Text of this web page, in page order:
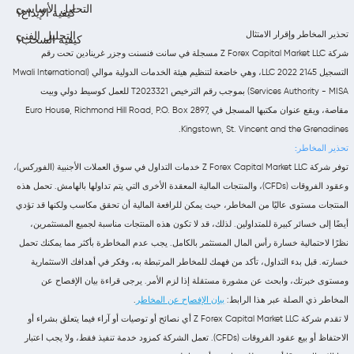
التحليل الأساسي
التحليل الفني
كيفية الإيداع؟
كيفية السحب؟
تحذير المخاطر وإقرار الامتثال
شركة Z Forex Capital Market LLC مسجلة في سانت فنسنت وجزر غرينادين تحت رقم
التسجيل 2145 LLC 2022، وهي خاضعة لتنظيم هيئة الخدمات الدولية موالي (Mwali International
Services Authority - MISA) بموجب رقم الترخيص T2023321 للعمل كوسيط دولي وبيت
مقاصة، ويقع عنوان مكتبها المسجل في Euro House, Richmond Hill Road, P.O. Box 2897,
Kingstown, St. Vincent and the Grenadines.
تحذير المخاطر:
توفر شركة Z Forex Capital Market LLC خدمات التداول في سوق العملات الأجنبية (الفوركس)،
وعقود الفروقات (CFDs)، والمنتجات المالية المعقدة الأخرى التي يتم تداولها بالهامش. تحمل هذه
المنتجات مستوى عاليًا من المخاطر، حيث يمكن للرافعة المالية أن تحقق مكاسب ولكنها قد تؤدي
أيضًا إلى خسائر كبيرة للمتداولين. لذلك، قد لا تكون هذه المنتجات مناسبة لجميع المستثمرين،
نظرًا لاحتمالية خسارة رأس المال المستثمر بالكامل. يجب عدم المخاطرة بأكثر مما يمكنك تحمل
خسارته. قبل بدء التداول، تأكد من فهمك للمخاطر المرتبطة به، وفكر في أهدافك الاستثمارية
ومستوى خبرتك، وابحث عن مشورة مستقلة إذا لزم الأمر. يرجى قراءة بيان الإفصاح عن
المخاطر ذي الصلة عبر هذا الرابط: بيان الإفصاح عن المخاطر
لا تقدم شركة Z Forex Capital Market LLC أي نصائح أو توصيات أو آراء فيما يتعلق بشراء أو
الاحتفاظ أو بيع عقود الفروقات (CFDs). تعمل الشركة كمزود خدمة تنفيذ فقط، ولا يجب اعتبار